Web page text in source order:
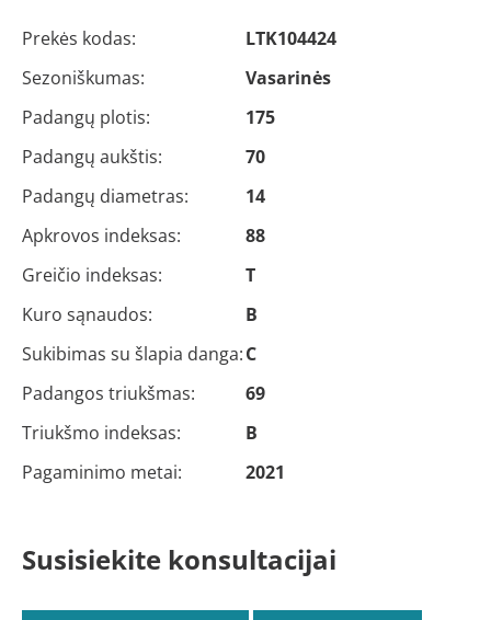
Prekės kodas:
LTK104424
Sezoniškumas:
Vasarinės
Padangų plotis:
175
Padangų aukštis:
70
Padangų diametras:
14
Apkrovos indeksas:
88
Greičio indeksas:
T
Kuro sąnaudos:
B
Sukibimas su šlapia danga:C
Padangos triukšmas:
69
Triukšmo indeksas:
B
Pagaminimo metai:
2021
Susisiekite konsultacijai